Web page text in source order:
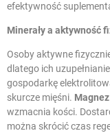
efektywność
Minerały a aktywność
Osoby aktywne
dlatego ich
gospodarkę
skurcze mięśni. Magnez
wzmacnia kości.
można skrócić czas